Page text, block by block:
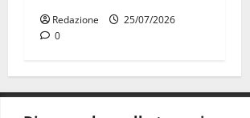
Redazione
25/07/2026
0